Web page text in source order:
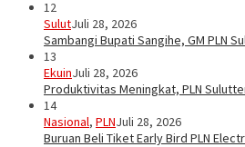
12
SulutJuli 28, 2026
Sambangi Bupati Sangihe, GM PLN
13
EkuinJuli 28, 2026
Produktivitas Meningkat, PLN
14
Nasional, PLNJuli 28, 2026
Buruan Beli Tiket Early Bird PLN